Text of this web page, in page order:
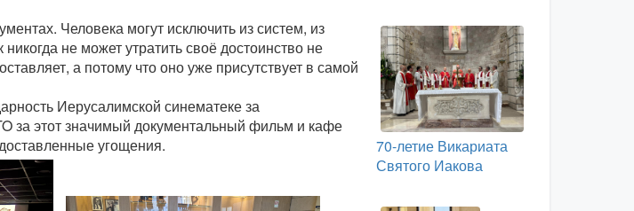
Человека могут исключить из систем, из
не может утратить своё достоинство не
а потому что оно уже присутствует в самой
Иерусалимской синематеке за
за этот значимый документальный фильм и кафе
угощения.
70-летие Викариата
Святого Иакова